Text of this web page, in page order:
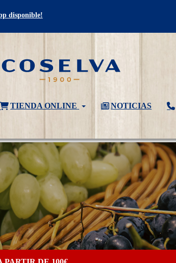
disponible!
TIENDA ONLINE NOTICIAS